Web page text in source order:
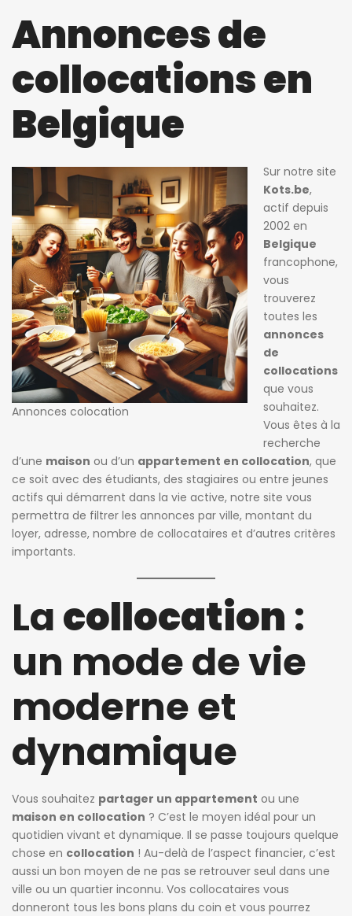
Annonces de
collocations en
Belgique
Annonces colocation
Sur notre site
Kots.be,
actif depuis
2002 en
Belgique
francophone,
vous
trouverez
toutes les
annonces
de
collocations
que vous
souhaitez.
Vous êtes à la
recherche
d’une maison ou d’un appartement en collocation, que
ce soit avec des étudiants, des stagiaires ou entre jeunes
actifs qui démarrent dans la vie active, notre site vous
permettra de filtrer les annonces par ville, montant du
loyer, adresse, nombre de collocataires et d’autres critères
importants.
Lacollocation :
un mode de vie
moderne et
dynamique
Vous souhaitez partager un appartement ou une
maison en collocation ? C’est le moyen idéal pour un
quotidien vivant et dynamique. Il se passe toujours quelque
chose en collocation ! Au-delà de l’aspect financier, c’est
aussi un bon moyen de ne pas se retrouver seul dans une
ville ou un quartier inconnu. Vos collocataires vous
donneront tous les bons plans du coin et vous pourrez
de Ghellinck
ago
Chambre chez l’habitant
Avenue Emile Vandervelde 72, 1200 Bruxelles, Belgique
Killian Sdao
3 jours ago
Studios meublés à louer – Résidence Ustel – Boulevard Poincaré, 76 – Anderlecht – à partir de 720 € charges incluses
720€
patricia
470€